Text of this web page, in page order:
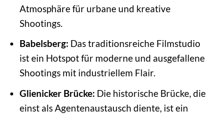
Atmosphäre für urbane und kreative
Shootings.
Babelsberg: Das traditionsreiche Filmstudio
ist ein Hotspot für moderne und ausgefallene
Shootings mit industriellem Flair.
Glienicker Brücke: Die historische Brücke, die
einst als Agentenaustausch diente, ist ein